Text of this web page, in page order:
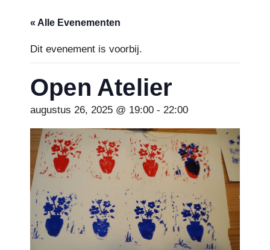
« Alle Evenementen
Dit evenement is voorbij.
Open Atelier
augustus 26, 2025 @ 19:00 - 22:00